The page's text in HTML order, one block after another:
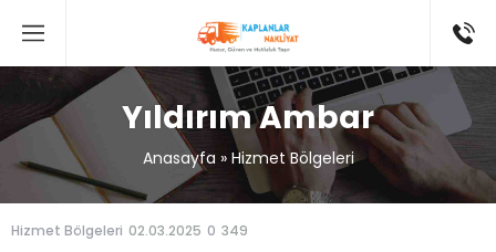
Yıldırım Ambar
Anasayfa » Hizmet Bölgeleri
Hizmet Bölgeleri 02.03.2025 0 349